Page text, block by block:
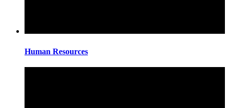
Human Resources